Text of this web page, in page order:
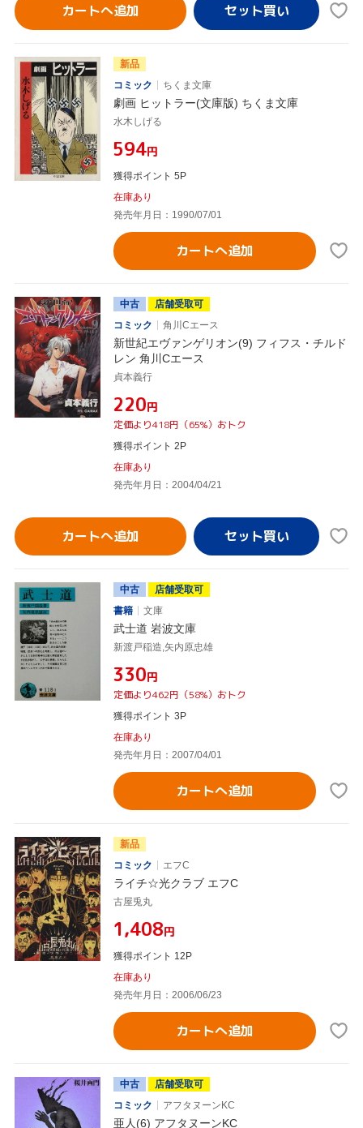
カートへ追加
新品
コミック
ちくま文庫
劇画 ヒットラー(文庫版) ちくま文庫
水木しげる
¥594円
獲得ポイント 5P
在庫あり
発売年月日：1990/07/01
カートへ追加
中古
店舗受取可
コミック
角川Cエース
新世紀エヴァンゲリオン(9) フィフス・チルド
レン 角川Cエース
貞本義行
¥220円
定価より418円（65%）おトク
獲得ポイント 2P
在庫あり
発売年月日：2004/04/21
カートへ追加
中古
店舗受取可
書籍
文庫
武士道 岩波文庫
新渡戸稲造,矢内原忠雄
¥330円
定価より462円（58%）おトク
獲得ポイント 3P
在庫あり
発売年月日：2007/04/01
カートへ追加
新品
コミック
エフC
ライチ☆光クラブ エフC
古屋兎丸
¥1,408円
獲得ポイント 12P
在庫あり
発売年月日：2006/06/23
カートへ追加
中古
店舗受取可
コミック
アフタヌーンKC
亜人(6) アフタヌーンKC